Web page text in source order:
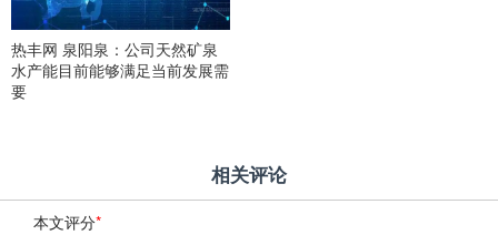
热丰网 泉阳泉：公司天然矿泉
水产能目前能够满足当前发展需
要
相关评论
本文评分*